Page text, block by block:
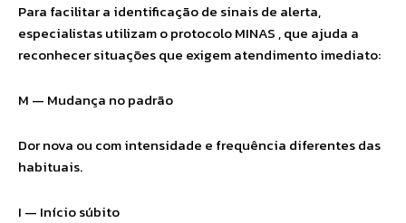
Para facilitar a identificação de sinais de alerta,
especialistas utilizam o protocolo MINAS , que ajuda a
reconhecer situações que exigem atendimento imediato:
M — Mudança no padrão
Dor nova ou com intensidade e frequência diferentes das
habituais.
I — Início súbito